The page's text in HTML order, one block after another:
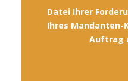
Datei Ihrer
Ihres Mandanten-
Auftrag